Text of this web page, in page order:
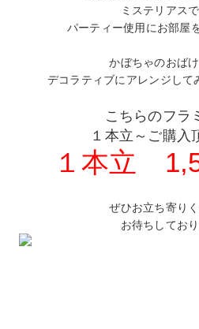
ミステリアス
パーティー使用にお部屋
かぼちゃのおば
デコラティブにアレンジして
こちらのフラ
１本立～ご購入
１本立
ぜひお立ち寄りく
お待ちしており